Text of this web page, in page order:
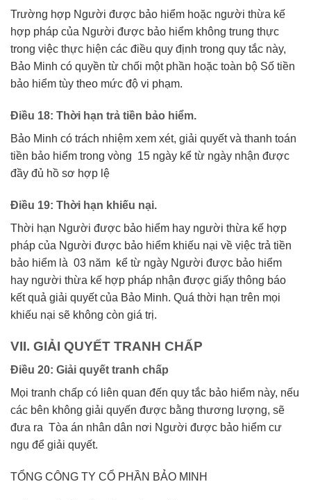
Trường hợp Người được bảo hiểm hoặc người thừa kế
hợp pháp của Người được bảo hiểm không trung thực
trong việc thực hiện các điều quy định trong quy tắc này,
Bảo Minh có quyền từ chối một phần hoặc toàn bộ Số tiền
bảo hiểm tùy theo mức độ vi phạm.
Điều 18: Thời hạn trả tiền bảo hiểm.
Bảo Minh có trách nhiệm xem xét, giải quyết và thanh toán
tiền bảo hiểm trong vòng 15 ngày kể từ ngày nhận được
đầy đủ hồ sơ hợp lệ
Điều 19: Thời hạn khiếu nại.
Thời hạn Người được bảo hiểm hay người thừa kế hợp
pháp của Người được bảo hiểm khiếu nại về việc trả tiền
bảo hiểm là 03 năm kể từ ngày Người được bảo hiểm
hay người thừa kế hợp pháp nhận được giấy thông báo
kết quả giải quyết của Bảo Minh. Quá thời hạn trên mọi
khiếu nại sẽ không còn giá trị.
VII. GIẢI QUYẾT TRANH CHẤP
Điều 20: Giải quyết tranh chấp
Mọi tranh chấp có liên quan đến quy tắc bảo hiểm này, nếu
các bên không giải quyến được bằng thương lượng, sẽ
đưa ra Tòa án nhân dân nơi Người được bảo hiểm cư
ngụ để giải quyết.
TỔNG CÔNG TY CỔ PHẦN BẢO MINH